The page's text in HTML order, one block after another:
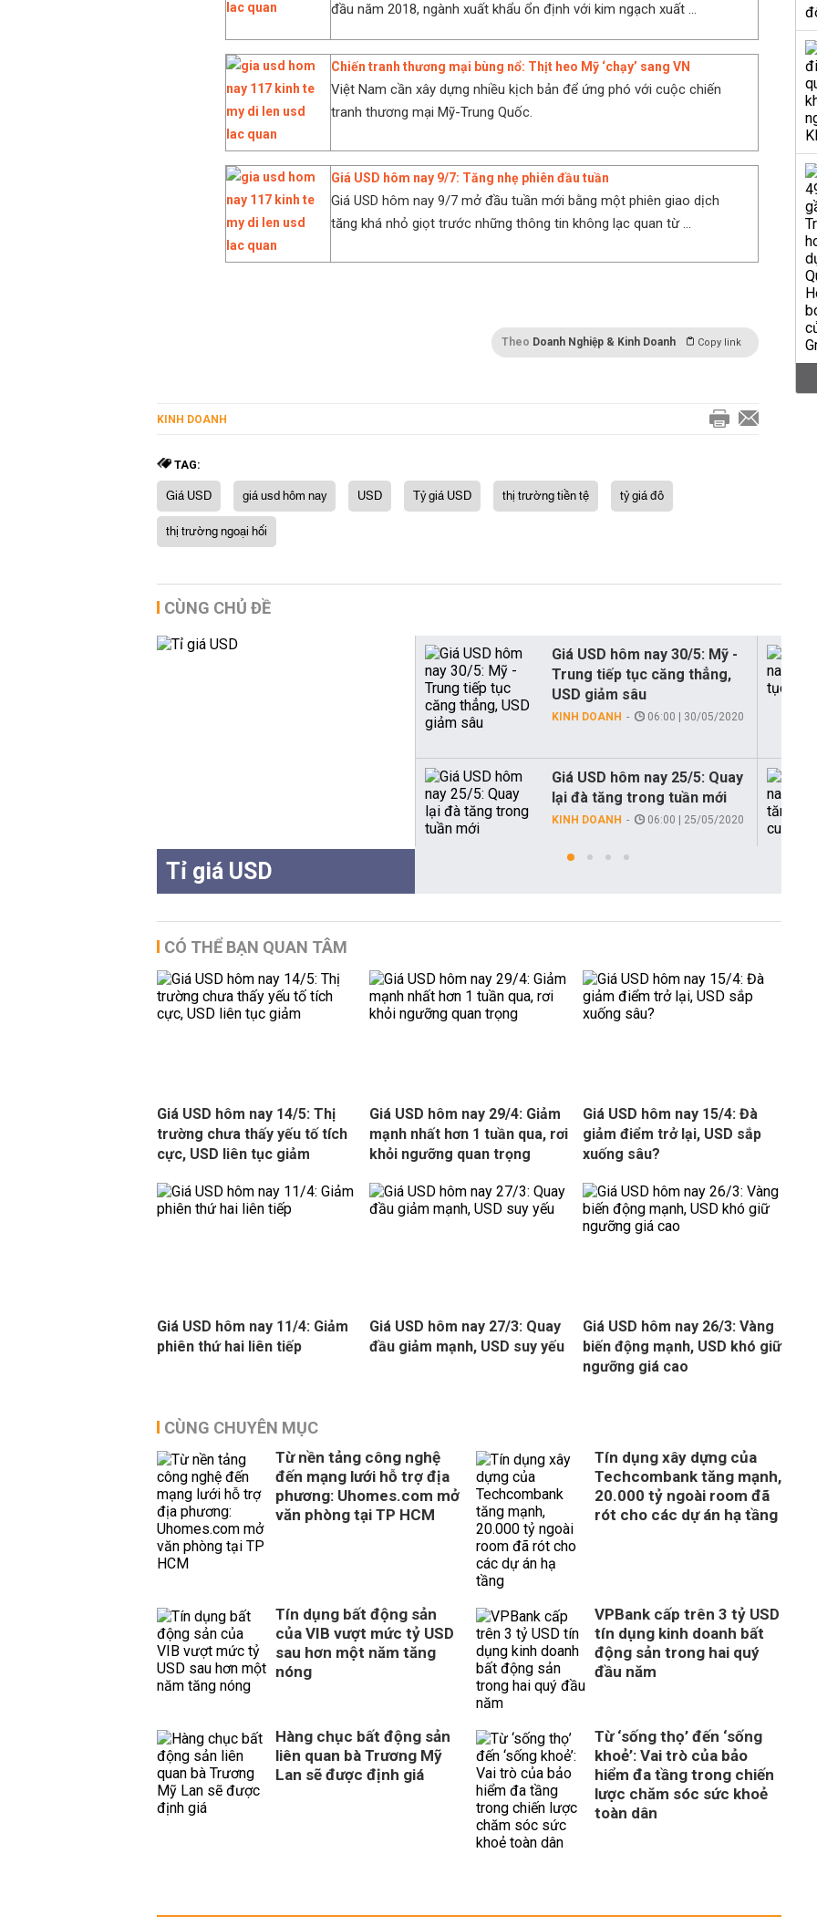
đầu năm 2018, ngành xuất khẩu ổn định với kim ngạch xuất ...
Chiến tranh thương mại bùng nổ: Thịt heo Mỹ ‘chạy’ sang VN
Việt Nam cần xây dựng nhiều kịch bản để ứng phó với cuộc chiến
tranh thương mại Mỹ-Trung Quốc.
Giá USD hôm nay 9/7: Tăng nhẹ phiên đầu tuần
Giá USD hôm nay 9/7 mở đầu tuần mới bằng một phiên giao dịch
tăng khá nhỏ giọt trước những thông tin không lạc quan từ ...
Theo Doanh Nghiệp & Kinh Doanh Copy link
KINH DOANH
TAG:
Giá USD giá usd hôm nay USD Tỷ giá USD thị trường tiền tệ
tỷ giá đô
thị trường ngoại hối
CÙNG CHỦ ĐỀ
Tỉ giá USD
Giá USD hôm nay 30/5: Mỹ -
Trung tiếp tục căng thẳng,
USD giảm sâu
KINH DOANH 06:00 | 30/05/2020
Giá USD hôm nay 25/5: Quay
lại đà tăng trong tuần mới
KINH DOANH 06:00 | 25/05/2020
CÓ THỂ BẠN QUAN TÂM
Giá USD hôm nay 14/5: Thị
trường chưa thấy yếu tố tích
cực, USD liên tục giảm
Giá USD hôm nay 29/4: Giảm
mạnh nhất hơn 1 tuần qua, rơi
khỏi ngưỡng quan trọng
Giá USD hôm nay 15/4: Đà
giảm điểm trở lại, USD sắp
xuống sâu?
Giá USD hôm nay 11/4: Giảm
phiên thứ hai liên tiếp
Giá USD hôm nay 27/3: Quay
đầu giảm mạnh, USD suy yếu
Giá USD hôm nay 26/3: Vàng
biến động mạnh, USD khó giữ
ngưỡng giá cao
CÙNG CHUYÊN MỤC
Từ nền tảng công nghệ
đến mạng lưới hỗ trợ địa
phương: Uhomes.com mở
văn phòng tại TP HCM
Tín dụng xây dựng của
Techcombank tăng mạnh,
20.000 tỷ ngoài room đã
rót cho các dự án hạ tầng
Tín dụng bất động sản
của VIB vượt mức tỷ USD
sau hơn một năm tăng
nóng
VPBank cấp trên 3 tỷ USD
tín dụng kinh doanh bất
động sản trong hai quý
đầu năm
Hàng chục bất động sản
liên quan bà Trương Mỹ
Lan sẽ được định giá
Từ ‘sống thọ’ đến ‘sống
khoẻ’: Vai trò của bảo
hiểm đa tầng trong chiến
lược chăm sóc sức khoẻ
toàn dân